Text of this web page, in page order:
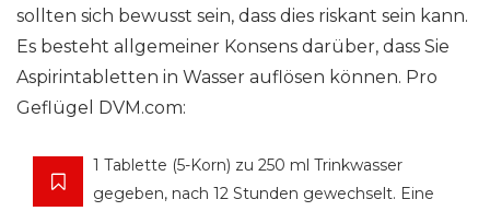
sollten sich bewusst sein, dass dies riskant sein kann.
Es besteht allgemeiner Konsens darüber, dass Sie
Aspirintabletten in Wasser auflösen können. Pro
Geflügel DVM.com:
1 Tablette (5-Korn) zu 250 ml Trinkwasser
gegeben, nach 12 Stunden gewechselt. Eine